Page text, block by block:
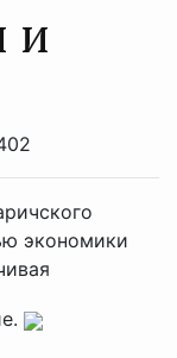
и
экономики